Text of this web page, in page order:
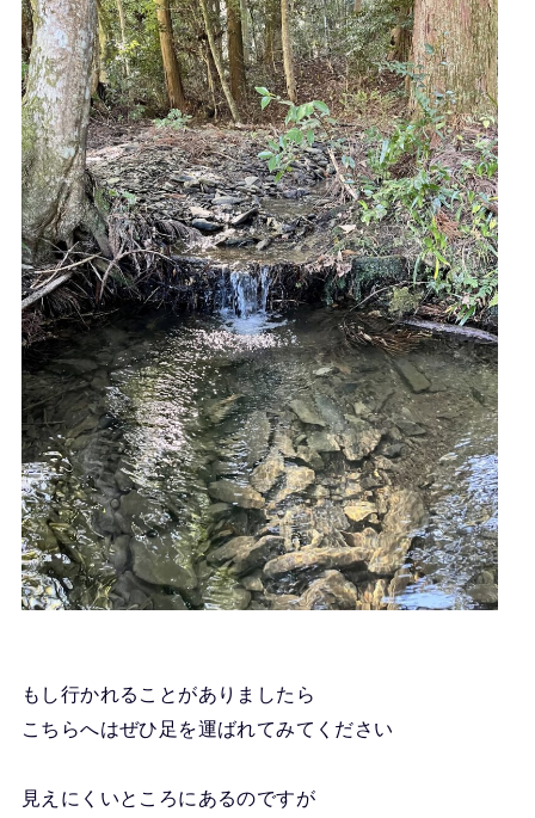
もし行かれることがありましたら
こちらへはぜひ足を運ばれてみてください
見えにくいところにあるのですが